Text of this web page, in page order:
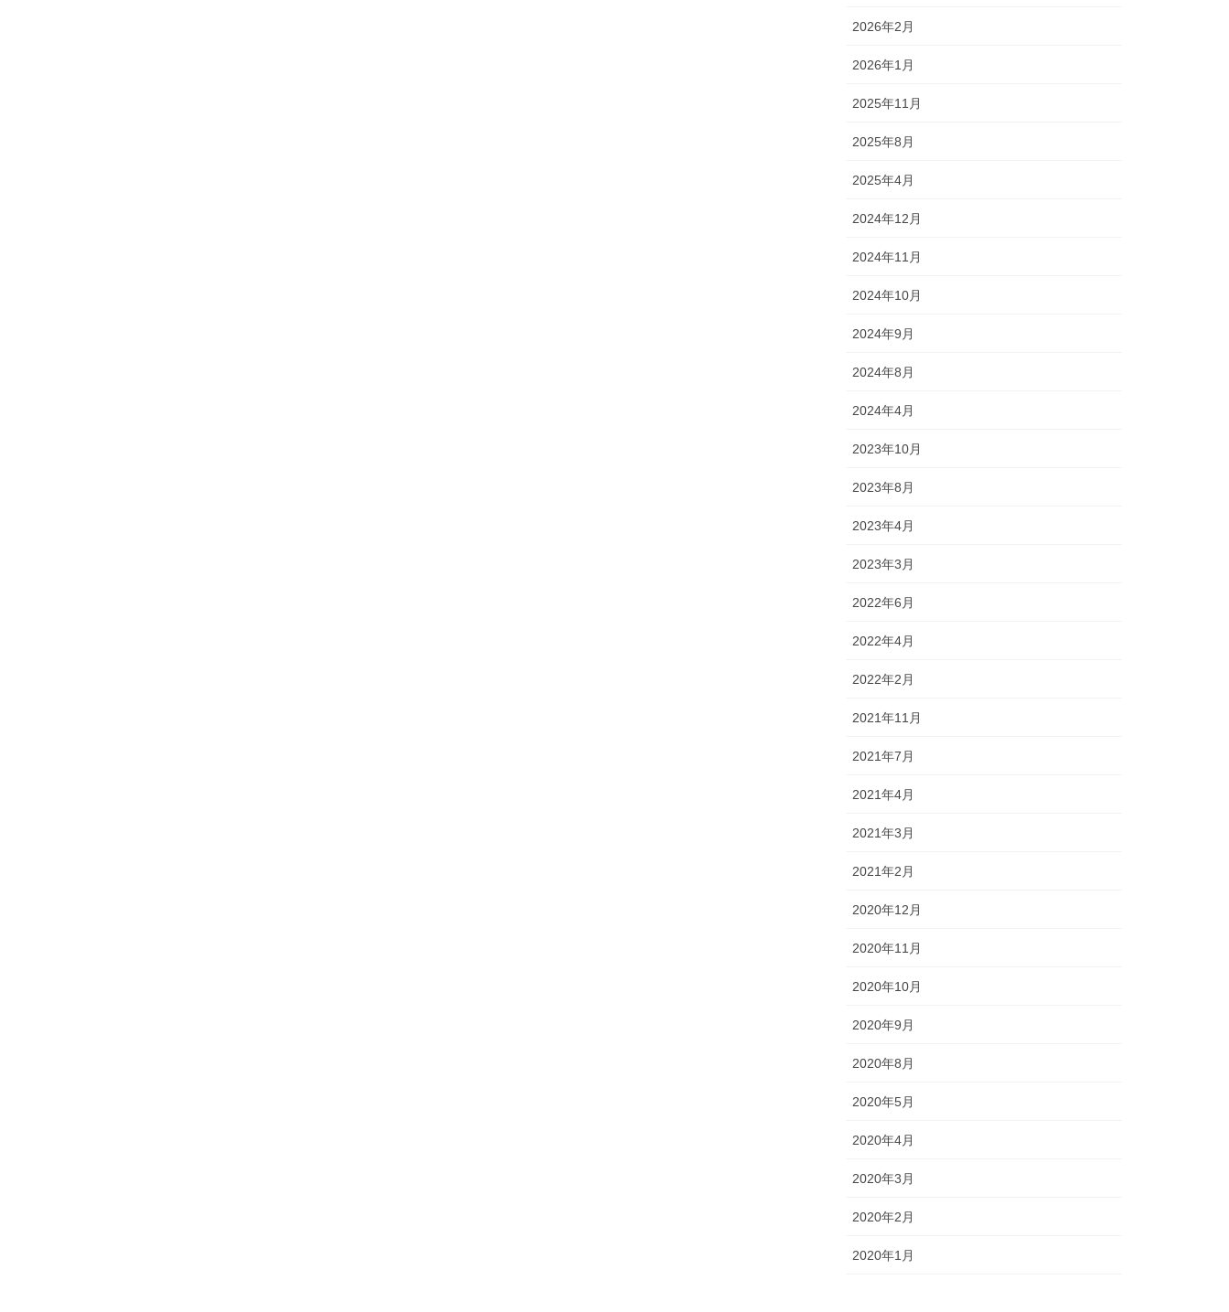
2026年2月
2026年1月
2025年11月
2025年8月
2025年4月
2024年12月
2024年11月
2024年10月
2024年9月
2024年8月
2024年4月
2023年10月
2023年8月
2023年4月
2023年3月
2022年6月
2022年4月
2022年2月
2021年11月
2021年7月
2021年4月
2021年3月
2021年2月
2020年12月
2020年11月
2020年10月
2020年9月
2020年8月
2020年5月
2020年4月
2020年3月
2020年2月
2020年1月